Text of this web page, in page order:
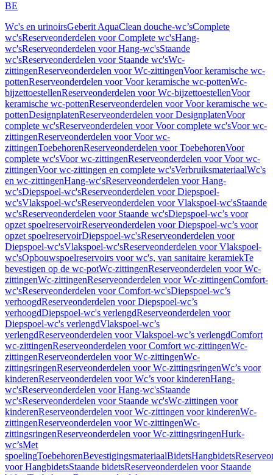
BE
Wc's en urinoirsGeberit AquaClean douche-wc’sComplete
wc'sReserveonderdelen voor Complete wc'sHang-
wc'sReserveonderdelen voor Hang-wc'sStaande
wc'sReserveonderdelen voor Staande wc'sWc-
zittingenReserveonderdelen voor Wc-zittingenVoor keramische wc-
pottenReserveonderdelen voor Voor keramische wc-pottenWc-
bijzettoestellenReserveonderdelen voor Wc-bijzettoestellenVoor
keramische wc-pottenReserveonderdelen voor Voor keramische wc-
pottenDesignplatenReserveonderdelen voor DesignplatenVoor
complete wc'sReserveonderdelen voor Voor complete wc'sVoor wc-
zittingenReserveonderdelen voor Voor wc-
zittingenToebehorenReserveonderdelen voor ToebehorenVoor
complete wc'sVoor wc-zittingenReserveonderdelen voor Voor wc-
zittingenVoor wc-zittingen en complete wc'sVerbruiksmateriaalWc's
en wc-zittingenHang-wc'sReserveonderdelen voor Hang-
wc'sDiepspoel-wc'sReserveonderdelen voor Diepspoel-
wc'sVlakspoel-wc'sReserveonderdelen voor Vlakspoel-wc'sStaande
wc'sReserveonderdelen voor Staande wc'sDiepspoel-wc’s voor
opzet spoelreservoirReserveonderdelen voor Diepspoel-wc’s voor
opzet spoelreservoirDiepspoel-wc'sReserveonderdelen voor
Diepspoel-wc'sVlakspoel-wc'sReserveonderdelen voor Vlakspoel-
wc'sOpbouwspoelreservoirs voor wc's, van sanitaire keramiekTe
bevestigen op de wc-potWc-zittingenReserveonderdelen voor Wc-
zittingenWc-zittingenReserveonderdelen voor Wc-zittingenComfort-
wc'sReserveonderdelen voor Comfort-wc'sDiepspoel-wc’s
verhoogdReserveonderdelen voor Diepspoel-wc’s
verhoogdDiepspoel-wc's verlengdReserveonderdelen voor
Diepspoel-wc's verlengdVlakspoel-wc’s
verlengdReserveonderdelen voor Vlakspoel-wc’s verlengdComfort
wc-zittingenReserveonderdelen voor Comfort wc-zittingenWc-
zittingenReserveonderdelen voor Wc-zittingenWc-
zittingsringenReserveonderdelen voor Wc-zittingsringenWc’s voor
kinderenReserveonderdelen voor Wc’s voor kinderenHang-
wc'sReserveonderdelen voor Hang-wc'sStaande
wc'sReserveonderdelen voor Staande wc'sWc-zittingen voor
kinderenReserveonderdelen voor Wc-zittingen voor kinderenWc-
zittingenReserveonderdelen voor Wc-zittingenWc-
zittingsringenReserveonderdelen voor Wc-zittingsringenHurk-
wc’sMet
spoelingToebehorenBevestigingsmateriaalBidetsHangbidets
voor HangbidetsStaande bidetsReserveonderdelen voor Staande